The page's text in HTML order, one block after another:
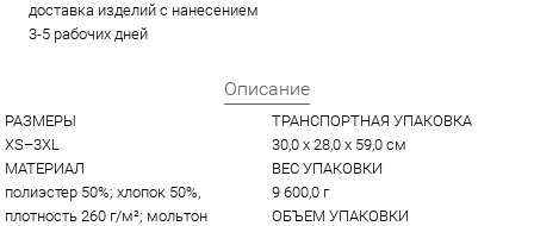
доставка изделий с нанесением
3-5 рабочих дней
Описание
РАЗМЕРЫ
XS–3XL
МАТЕРИАЛ
полиэстер 50%; хлопок 50%,
плотность 260 г/м²; мольтон
ТРАНСПОРТНАЯ УПАКОВКА
30,0 x 28,0 x 59,0 см
ВЕС УПАКОВКИ
9 600,0 г
ОБЪЕМ УПАКОВКИ